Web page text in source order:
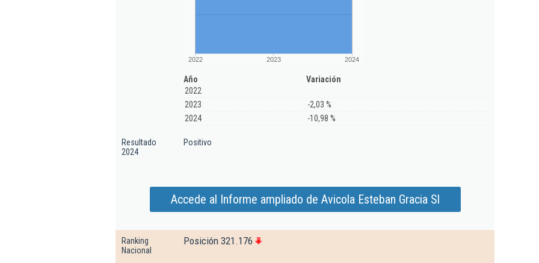
2022 2023 2024
Año
Variación
2022
2023
-2,03 %
2024
-10,98 %
Resultado
2024
Positivo
Accede al Informe ampliado de Avicola Esteban Gracia Sl
Ranking
Nacional
Posición 321.176